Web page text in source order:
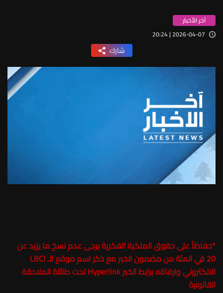
آخر الأخبار
2026-04-07 | 20:24
شارك
*حفاظاً على حقوق الملكية الفكرية يرجى عدم نسخ ما يزيد عن
20 في المئة من مضمون الخبر مع ذكر اسم موقع الـ LBCI
الالكتروني وارفاقه برابط الخبر Hyperlink تحت طائلة الملاحقة
القانونية